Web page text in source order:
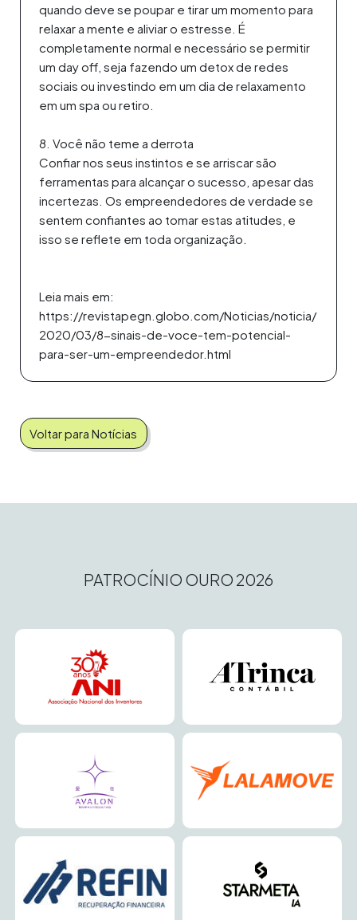
quando deve se poupar e tirar um momento para
relaxar a mente e aliviar o estresse. É
completamente normal e necessário se permitir
um day off, seja fazendo um detox de redes
sociais ou investindo em um dia de relaxamento
em um spa ou retiro.
8. Você não teme a derrota
Confiar nos seus instintos e se arriscar são
ferramentas para alcançar o sucesso, apesar das
incertezas. Os empreendedores de verdade se
sentem confiantes ao tomar estas atitudes, e
isso se reflete em toda organização.
Leia mais em:
https://revistapegn.globo.com/Noticias/noticia/
2020/03/8-sinais-de-voce-tem-potencial-
para-ser-um-empreendedor.html
Voltar para Notícias
PATROCÍNIO OURO 2026